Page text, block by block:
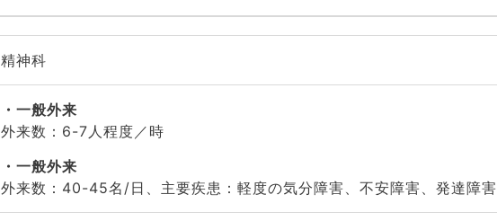
精神科
一般外来
外来数：6-7人程度／時
一般外来
外来数：40-45名/日、主要疾患：軽度の気分障害、不安障害、発達障害